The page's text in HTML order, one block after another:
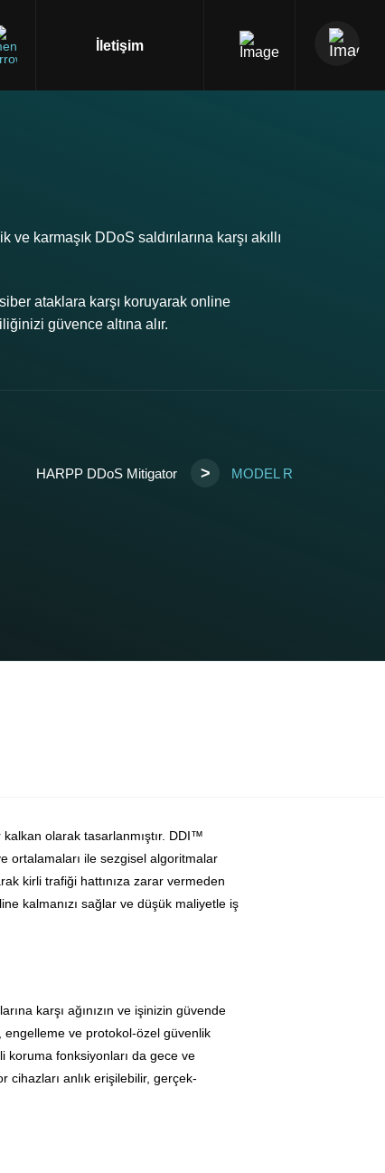
İletişim
karmaşık DDoS saldırılarına karşı akıllı
ataklara karşı koruyarak online
güvence altına alır.
HARPP DDoS Mitigator > MODEL R
kalkan olarak tasarlanmıştır. DDI™
ortalamaları ile sezgisel algoritmalar
kirli trafiği hattınıza zarar vermeden
kalmanızı sağlar ve düşük maliyetle iş
karşı ağınızın ve işinizin güvende
engelleme ve protokol-özel güvenlik
koruma fonksiyonları da gece ve
cihazları anlık erişilebilir, gerçek-